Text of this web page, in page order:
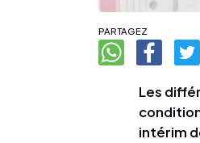
PARTAGEZ
Les
intérim